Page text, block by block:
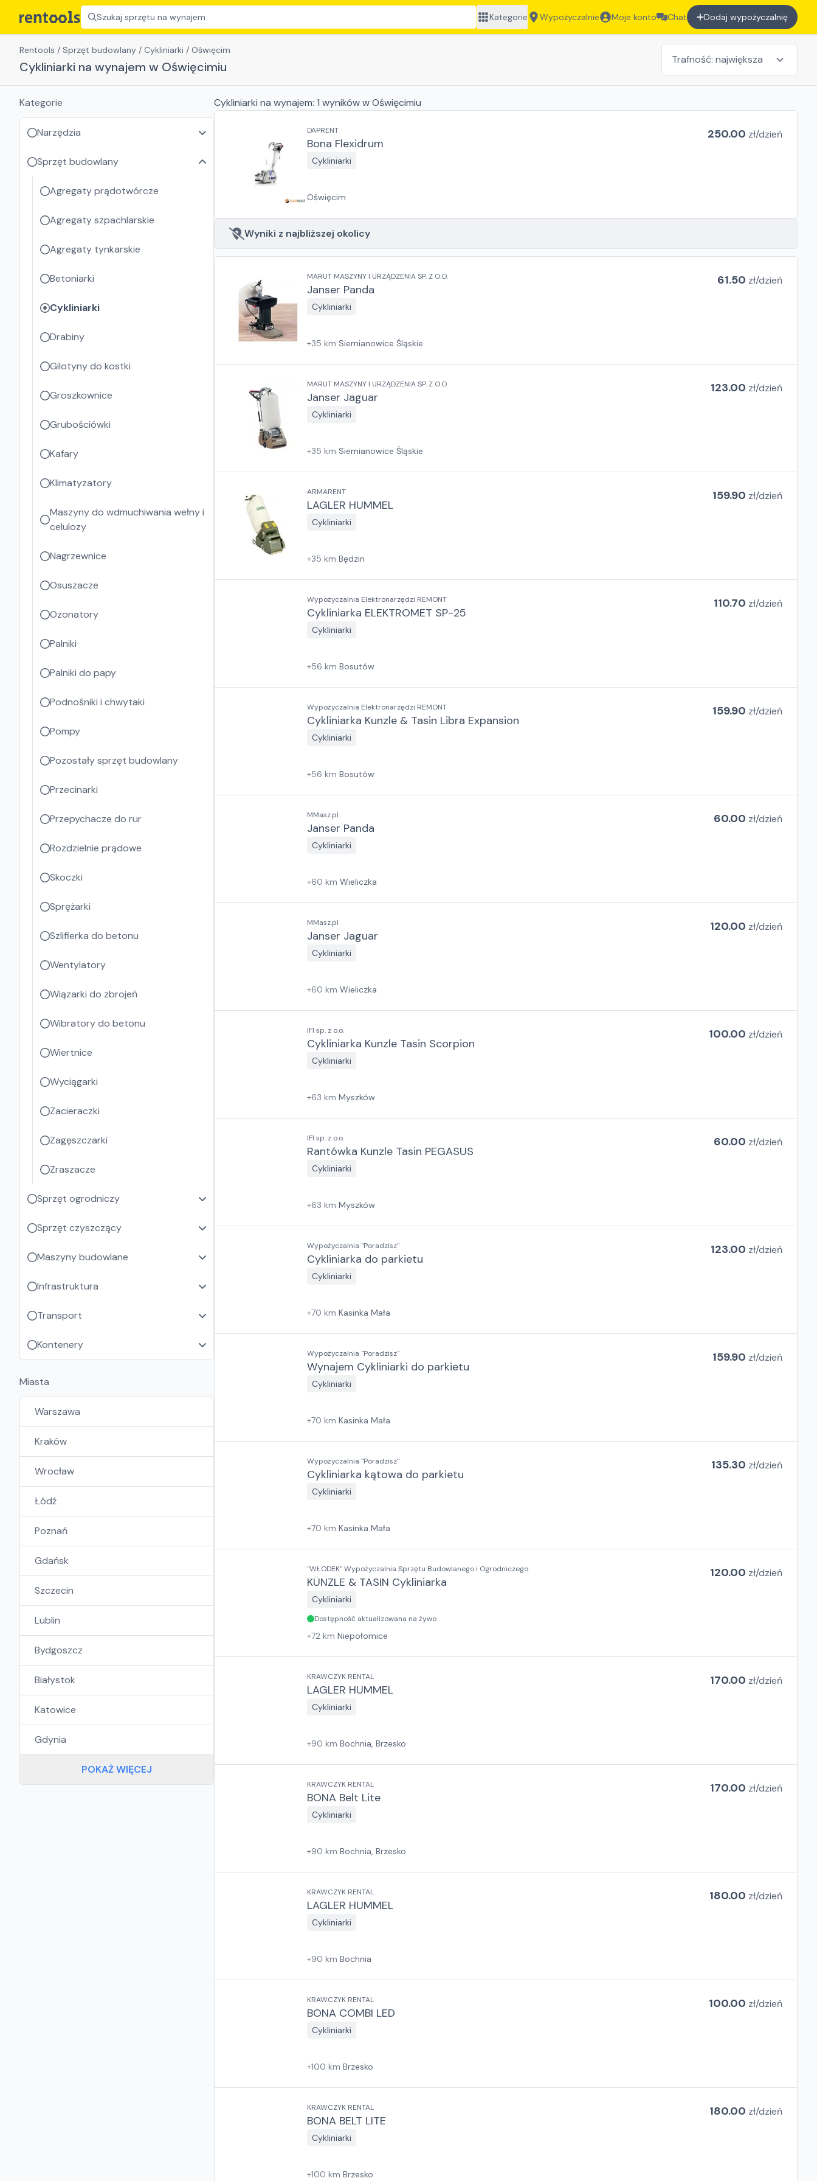
Szukaj sprzętu na wynajem Kategorie Wypożyczalnie Moje konto Chat Dodaj wypożyczalnię
Rentools / Sprzęt budowlany / Cykliniarki / Oświęcim
Cykliniarki na wynajem w Oświęcimiu
Cykliniarki na wynajem: 1 wynikóww Oświęcimiu
DAPRENT
Bona Flexidrum
Cykliniarki
250.00 zł/dzień
Oświęcim
Wyniki z najbliższej okolicy
MARUT MASZYNY I URZĄDZENIA SP. Z O.O.
Janser Panda
Cykliniarki
61.50 zł/dzień
+35 km Siemianowice Śląskie
MARUT MASZYNY I URZĄDZENIA SP. Z O.O.
Janser Jaguar
Cykliniarki
123.00 zł/dzień
+35 km Siemianowice Śląskie
ARMARENT
LAGLER HUMMEL
Cykliniarki
159.90 zł/dzień
+35 km Będzin
Wypożyczalnia Elektronarzędzi REMONT
Cykliniarka ELEKTROMET SP-25
Cykliniarki
110.70 zł/dzień
+56 km Bosutów
Wypożyczalnia Elektronarzędzi REMONT
Cykliniarka Kunzle & Tasin Libra Expansion
Cykliniarki
159.90 zł/dzień
+56 km Bosutów
MMasz.pl
Janser Panda
Cykliniarki
60.00 zł/dzień
+60 km Wieliczka
MMasz.pl
Janser Jaguar
Cykliniarki
120.00 zł/dzień
+60 km Wieliczka
IFI sp. z o.o.
Cykliniarka Kunzle Tasin Scorpion
Cykliniarki
100.00 zł/dzień
+63 km Myszków
IFI sp. z o.o.
Rantówka Kunzle Tasin PEGASUS
Cykliniarki
60.00 zł/dzień
+63 km Myszków
Wypożyczalnia "Poradzisz"
Cykliniarka do parkietu
Cykliniarki
123.00 zł/dzień
+70 km Kasinka Mała
Wypożyczalnia "Poradzisz"
Wynajem Cykliniarki do parkietu
Cykliniarki
159.90 zł/dzień
+70 km Kasinka Mała
Wypożyczalnia "Poradzisz"
Cykliniarka kątowa do parkietu
Cykliniarki
135.30 zł/dzień
+70 km Kasinka Mała
"WŁODEK" Wypożyczalnia Sprzętu Budowlanego i Ogrodniczego
KÜNZLE & TASIN Cykliniarka
Cykliniarki
120.00 zł/dzień
Dostępność aktualizowana na żywo
+72 km Niepołomice
KRAWCZYK RENTAL
LAGLER HUMMEL
Cykliniarki
170.00 zł/dzień
+90 km Bochnia, Brzesko
KRAWCZYK RENTAL
BONA Belt Lite
Cykliniarki
170.00 zł/dzień
+90 km Bochnia, Brzesko
KRAWCZYK RENTAL
LAGLER HUMMEL
Cykliniarki
180.00 zł/dzień
+90 km Bochnia
KRAWCZYK RENTAL
BONA COMBI LED
Cykliniarki
100.00 zł/dzień
+100 km Brzesko
KRAWCZYK RENTAL
BONA BELT LITE
Cykliniarki
180.00 zł/dzień
+100 km Brzesko
Kategorie
Narzędzia
Sprzęt budowlany
Agregaty prądotwórcze
Agregaty szpachlarskie
Agregaty tynkarskie
Betoniarki
Cykliniarki
Drabiny
Gilotyny do kostki
Groszkownice
Grubościówki
Kafary
Klimatyzatory
Maszyny do wdmuchiwania wełny i
celulozy
Nagrzewnice
Osuszacze
Ozonatory
Palniki
Palniki do papy
Podnośniki i chwytaki
Pompy
Pozostały sprzęt budowlany
Przecinarki
Przepychacze do rur
Rozdzielnie prądowe
Skoczki
Sprężarki
Szlifierka do betonu
Wentylatory
Wiązarki do zbrojeń
Wibratory do betonu
Wiertnice
Wyciągarki
Zacieraczki
Zagęszczarki
Zraszacze
Sprzęt ogrodniczy
Sprzęt czyszczący
Maszyny budowlane
Infrastruktura
Transport
Kontenery
Miasta
Warszawa
Kraków
Wrocław
Łódź
Poznań
Gdańsk
Szczecin
Lublin
Bydgoszcz
Białystok
Katowice
Gdynia
POKAŻ WIĘCEJ